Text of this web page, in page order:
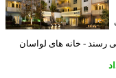
- خانه های لواسان